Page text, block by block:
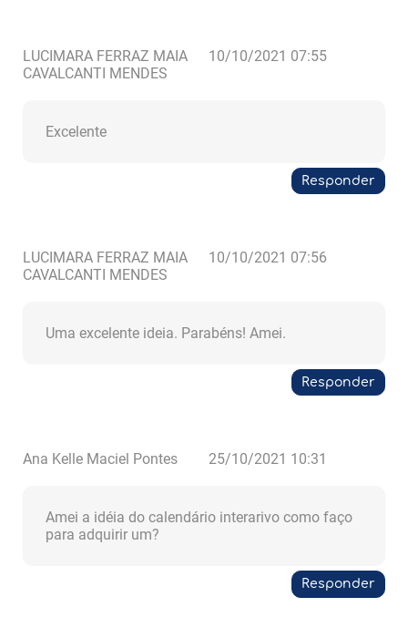
LUCIMARA FERRAZ MAIA
CAVALCANTI MENDES
10/10/2021 07:55
Excelente
Responder
LUCIMARA FERRAZ MAIA
CAVALCANTI MENDES
10/10/2021 07:56
Uma excelente ideia. Parabéns! Amei.
Responder
Ana Kelle Maciel Pontes 25/10/2021 10:31
Amei a idéia do calendário interarivo como faço
para adquirir um?
Responder